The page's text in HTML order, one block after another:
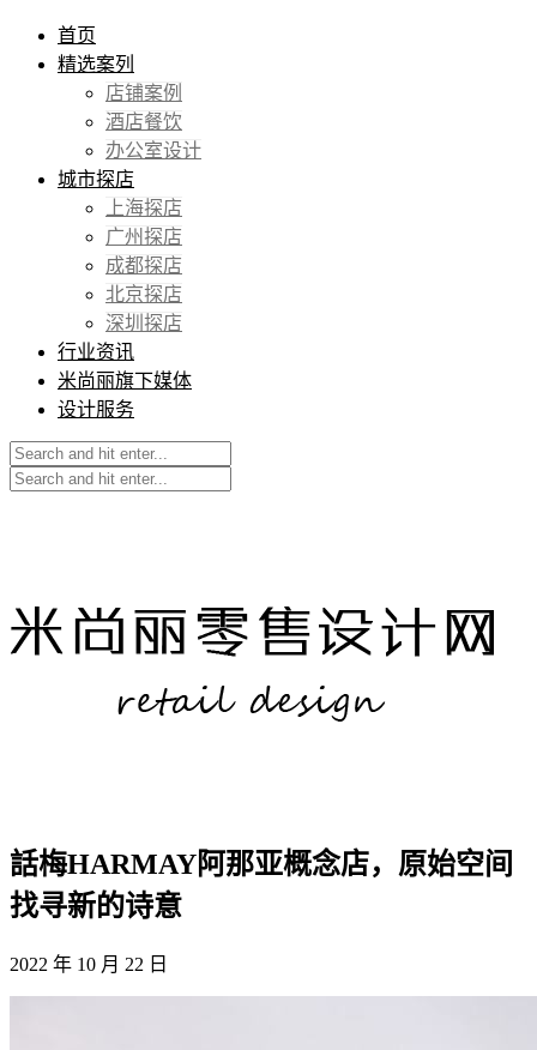
首页
精选案列
店铺案例
酒店餐饮
办公室设计
城市探店
上海探店
广州探店
成都探店
北京探店
深圳探店
行业资讯
米尚丽旗下媒体
设计服务
話梅HARMAY阿那亚概念店，原始空间
找寻新的诗意
2022 年 10 月 22 日